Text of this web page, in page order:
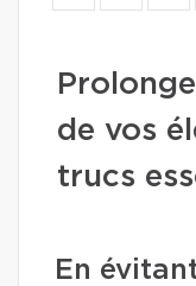
de vos
trucs
En